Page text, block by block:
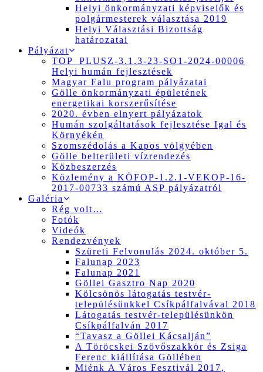
Helyi önkormányzati képviselők és
polgármesterek választása 2019
Helyi Választási Bizottság
határozatai
Pályázat
TOP_PLUSZ-3.1.3-23-SO1-2024-00006
Helyi humán fejlesztések
Magyar Falu program pályázatai
Gölle önkormányzati épületének
energetikai korszerűsítése
2020. évben elnyert pályázatok
Humán szolgáltatások fejlesztése Igal és
Környékén
Szomszédolás a Kapos völgyében
Gölle belterületi vízrendezés
Közbeszerzés
Közlemény a KÖFOP-1.2.1-VEKOP-16-
2017-00733 számú ASP pályázatról
Galéria
Rég volt…
Fotók
Videók
Rendezvények
Szüreti Felvonulás 2024. október 5.
Falunap 2023
Falunap 2021
Göllei Gasztro Nap 2020
Kölcsönös látogatás testvér-
településünkkel Csíkpálfalvával 2018
Látogatás testvér-településünkön
Csíkpálfalván 2017
“Tavasz a Göllei Kácsalján”
A Töröcskei Szövőszakkör és Zsiga
Ferenc kiállítása Göllében
Miénk A Város Fesztivál 2017,